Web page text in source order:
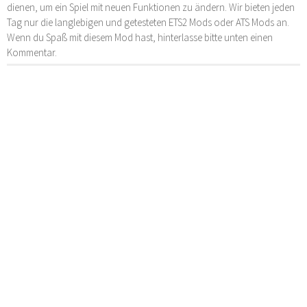
dienen, um ein Spiel mit neuen Funktionen zu ändern. Wir bieten jeden
Tag nur die langlebigen und getesteten ETS2 Mods oder ATS Mods an.
Wenn du Spaß mit diesem Mod hast, hinterlasse bitte unten einen
Kommentar.